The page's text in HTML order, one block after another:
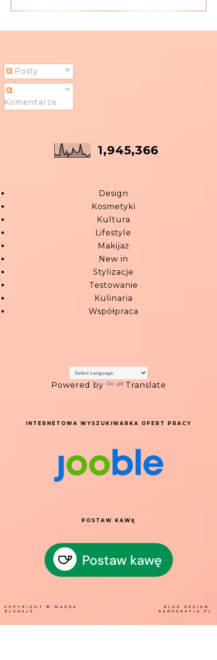
Posty
Komentarze
1,945,366
Design
Kosmetyki
Kultura
Lifestyle
Makijaż
New in
Stylizacje
Testowanie
Kulinaria
Współpraca
Powered by Translate
INTERNETOWA WYSZUKIWARKA OFERT PRACY
POSTAW KAWĘ
COPYRIGHT ©
MAGDA
BLOGUJE
BLOG DESIGN:
KAROGRAFIA.PL